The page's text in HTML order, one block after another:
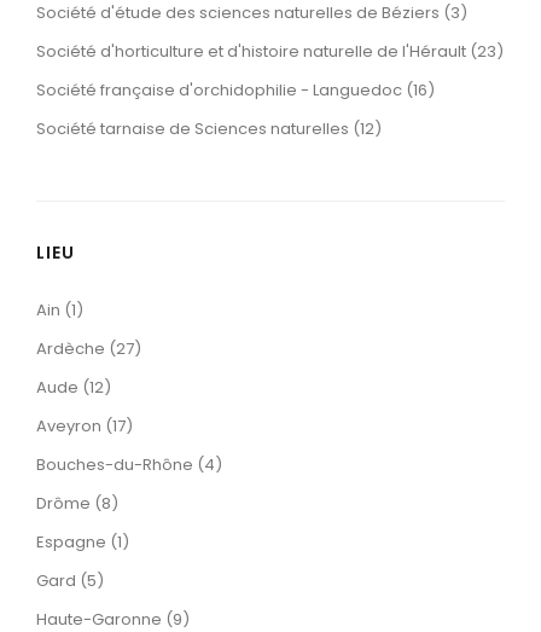
Société d'étude des sciences naturelles de Béziers (3)
Société d'horticulture et d'histoire naturelle de l'Hérault (23)
Société française d'orchidophilie - Languedoc (16)
Société tarnaise de Sciences naturelles (12)
LIEU
Ain (1)
Ardèche (27)
Aude (12)
Aveyron (17)
Bouches-du-Rhône (4)
Drôme (8)
Espagne (1)
Gard (5)
Haute-Garonne (9)